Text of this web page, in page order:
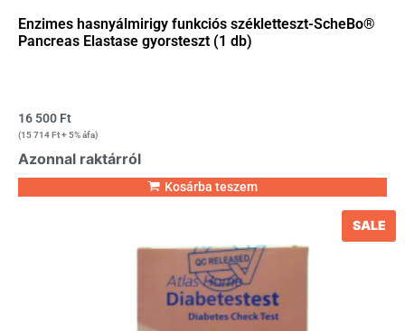
Enzimes hasnyálmirigy funkciós székletteszt-ScheBo®
Pancreas Elastase gyorsteszt (1 db)
16 500 Ft
(15 714Ft+ 5% áfa)
Azonnal raktárról
Kosárba teszem
SALE